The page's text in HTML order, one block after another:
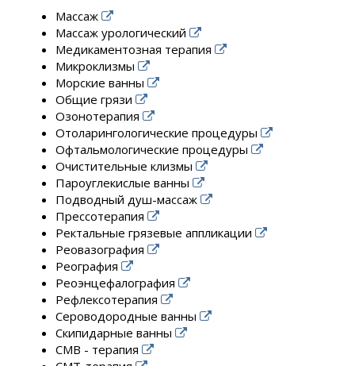
Массаж
Массаж урологический
Медикаментозная терапия
Микроклизмы
Морские ванны
Общие грязи
Озонотерапия
Отоларингологические процедуры
Офтальмологические процедуры
Очистительные клизмы
Пароуглекислые ванны
Подводный душ-массаж
Прессотерапия
Ректальные грязевые аппликации
Реовазография
Реография
Реоэнцефалография
Рефлексотерапия
Сероводородные ванны
Скипидарные ванны
СМВ - терапия